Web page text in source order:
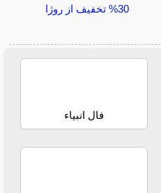
30% تخفیف از روژا
فال انبیاء